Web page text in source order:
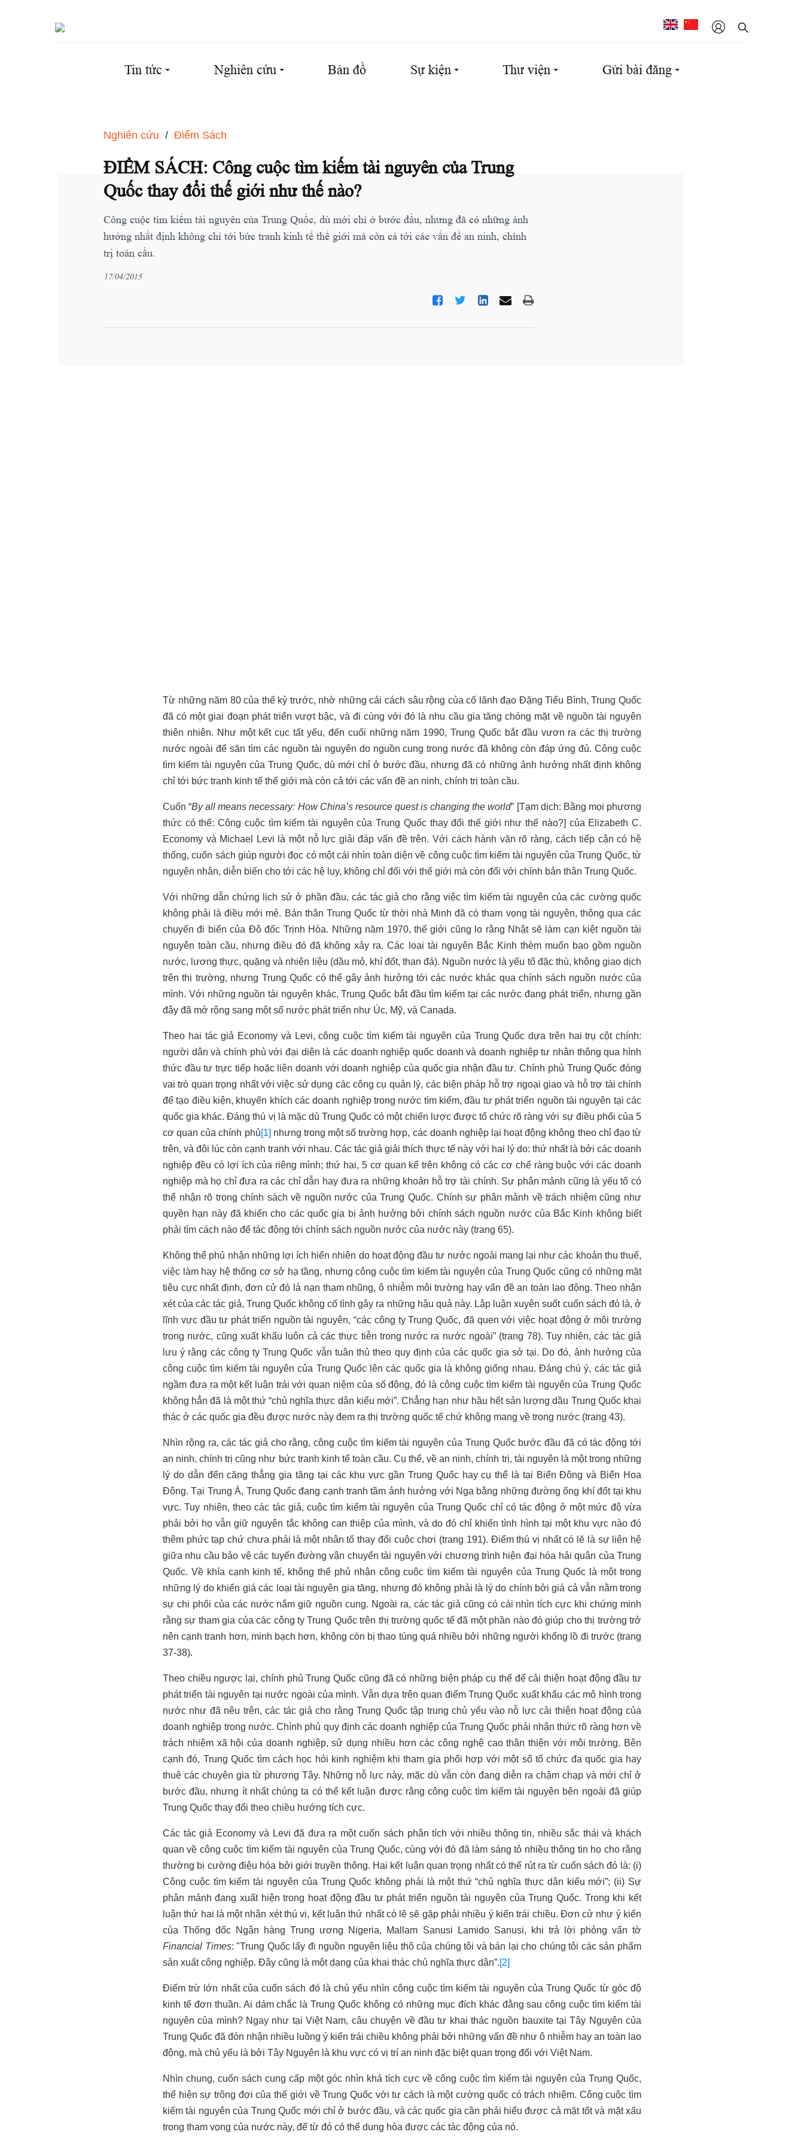
Tin tức Nghiên cứu Bản đồ Sự kiện Thư viện Gửi bài đăng
Nghiên cứu / Điểm Sách
ĐIỂM SÁCH: Công cuộc tìm kiếm tài nguyên của Trung
Quốc thay đổi thế giới như thế nào?
Công cuộc tìm kiếm tài nguyên của Trung Quốc, dù mới chỉ ở bước đầu, nhưng đã có những ảnh
hưởng nhất định không chỉ tới bức tranh kinh tế thế giới mà còn cả tới các vấn đề an ninh, chính
trị toàn cầu.
17/04/2015
Từ những năm 80 của thế kỷ trước, nhờ những cải cách sâu rộng của cố lãnh đạo Đặng Tiểu Bình, Trung Quốc
đã có một giai đoạn phát triển vượt bậc, và đi cùng với đó là nhu cầu gia tăng chóng mặt về nguồn tài nguyên
thiên nhiên. Như một kết cục tất yếu, đến cuối những năm 1990, Trung Quốc bắt đầu vươn ra các thị trường
nước ngoài để săn tìm các nguồn tài nguyên do nguồn cung trong nước đã không còn đáp ứng đủ. Công cuộc
tìm kiếm tài nguyên của Trung Quốc, dù mới chỉ ở bước đầu, nhưng đã có những ảnh hưởng nhất định không
chỉ tới bức tranh kinh tế thế giới mà còn cả tới các vấn đề an ninh, chính trị toàn cầu.
Cuốn “By all means necessary: How China’s resource quest is changing the world” [Tạm dịch: Bằng mọi phương
thức có thể: Công cuộc tìm kiếm tài nguyên của Trung Quốc thay đổi thế giới như thế nào?] của Elizabeth C.
Economy và Michael Levi là một nỗ lực giải đáp vấn đề trên. Với cách hành văn rõ ràng, cách tiếp cận có hệ
thống, cuốn sách giúp người đọc có một cái nhìn toàn diện về công cuộc tìm kiếm tài nguyên của Trung Quốc, từ
nguyên nhân, diễn biến cho tới các hệ lụy, không chỉ đối với thế giới mà còn đối với chính bản thân Trung Quốc.
Với những dẫn chứng lịch sử ở phần đầu, các tác giả cho rằng việc tìm kiếm tài nguyên của các cường quốc
không phải là điều mới mẻ. Bản thân Trung Quốc từ thời nhà Minh đã có tham vọng tài nguyên, thông qua các
chuyến đi biển của Đô đốc Trịnh Hòa. Những năm 1970, thế giới cũng lo rằng Nhật sẽ làm cạn kiệt nguồn tài
nguyên toàn cầu, nhưng điều đó đã không xảy ra. Các loại tài nguyên Bắc Kinh thèm muốn bao gồm nguồn
nước, lương thực, quặng và nhiên liệu (dầu mỏ, khí đốt, than đá). Nguồn nước là yếu tố đặc thù, không giao dịch
trên thị trường, nhưng Trung Quốc có thể gây ảnh hưởng tới các nước khác qua chính sách nguồn nước của
mình. Với những nguồn tài nguyên khác, Trung Quốc bắt đầu tìm kiếm tại các nước đang phát triển, nhưng gần
đây đã mở rộng sang một số nước phát triển như Úc, Mỹ, và Canada.
Theo hai tác giả Economy và Levi, công cuộc tìm kiếm tài nguyên của Trung Quốc dựa trên hai trụ cột chính:
người dân và chính phủ với đại diện là các doanh nghiệp quốc doanh và doanh nghiệp tư nhân thông qua hình
thức đầu tư trực tiếp hoặc liên doanh với doanh nghiệp của quốc gia nhận đầu tư. Chính phủ Trung Quốc đóng
vai trò quan trọng nhất với việc sử dụng các công cụ quản lý, các biện pháp hỗ trợ ngoại giao và hỗ trợ tài chính
để tạo điều kiện, khuyến khích các doanh nghiệp trong nước tìm kiếm, đầu tư phát triển nguồn tài nguyên tại các
quốc gia khác. Đáng thú vị là mặc dù Trung Quốc có một chiến lược được tổ chức rõ ràng với sự điều phối của 5
cơ quan của chính phủ[1] nhưng trong một số trường hợp, các doanh nghiệp lại hoạt động không theo chỉ đạo từ
trên, và đôi lúc còn cạnh tranh với nhau. Các tác giả giải thích thực tế này với hai lý do: thứ nhất là bởi các doanh
nghiệp đều có lợi ích của riêng mình; thứ hai, 5 cơ quan kể trên không có các cơ chế ràng buộc với các doanh
nghiệp mà họ chỉ đưa ra các chỉ dẫn hay đưa ra những khoản hỗ trợ tài chính. Sự phân mảnh cũng là yếu tố có
thể nhận rõ trong chính sách về nguồn nước của Trung Quốc. Chính sự phân mảnh về trách nhiệm cũng như
quyền hạn này đã khiến cho các quốc gia bị ảnh hưởng bởi chính sách nguồn nước của Bắc Kinh không biết
phải tìm cách nào để tác động tới chính sách nguồn nước của nước này (trang 65).
Không thể phủ nhận những lợi ích hiển nhiên do hoạt động đầu tư nước ngoài mang lại như các khoản thu thuế,
việc làm hay hệ thống cơ sở hạ tầng, nhưng công cuộc tìm kiếm tài nguyên của Trung Quốc cũng có những mặt
tiêu cực nhất định, đơn cử đó là nạn tham nhũng, ô nhiễm môi trường hay vấn đề an toàn lao động. Theo nhận
xét của các tác giả, Trung Quốc không cố tình gây ra những hậu quả này. Lập luận xuyên suốt cuốn sách đó là, ở
lĩnh vực đầu tư phát triển nguồn tài nguyên, “các công ty Trung Quốc, đã quen với việc hoạt động ở môi trường
trong nước, cũng xuất khẩu luôn cả các thực tiễn trong nước ra nước ngoài” (trang 78). Tuy nhiên, các tác giả
lưu ý rằng các công ty Trung Quốc vẫn tuân thủ theo quy định của các quốc gia sở tại. Do đó, ảnh hưởng của
công cuộc tìm kiếm tài nguyên của Trung Quốc lên các quốc gia là không giống nhau. Đáng chú ý, các tác giả
ngầm đưa ra một kết luận trái với quan niệm của số đông, đó là công cuộc tìm kiếm tài nguyên của Trung Quốc
không hẳn đã là một thứ “chủ nghĩa thực dân kiểu mới”. Chẳng hạn như hầu hết sản lượng dầu Trung Quốc khai
thác ở các quốc gia đều được nước này đem ra thị trường quốc tế chứ không mang về trong nước (trang 43).
Nhìn rộng ra, các tác giả cho rằng, công cuộc tìm kiếm tài nguyên của Trung Quốc bước đầu đã có tác động tới
an ninh, chính trị cũng như bức tranh kinh tế toàn cầu. Cụ thể, về an ninh, chính trị, tài nguyên là một trong những
lý do dẫn đến căng thẳng gia tăng tại các khu vực gần Trung Quốc hay cụ thể là tại Biển Đông và Biển Hoa
Đông. Tại Trung Á, Trung Quốc đang cạnh tranh tầm ảnh hưởng với Nga bằng những đường ống khí đốt tại khu
vực. Tuy nhiên, theo các tác giả, cuộc tìm kiếm tài nguyên của Trung Quốc chỉ có tác động ở một mức độ vừa
phải bởi họ vẫn giữ nguyên tắc không can thiệp của mình, và do đó chỉ khiến tình hình tại một khu vực nào đó
thêm phức tạp chứ chưa phải là một nhân tố thay đổi cuộc chơi (trang 191). Điểm thú vị nhất có lẽ là sự liên hệ
giữa nhu cầu bảo vệ các tuyến đường vận chuyển tài nguyên với chương trình hiện đại hóa hải quân của Trung
Quốc. Về khía cạnh kinh tế, không thể phủ nhận công cuộc tìm kiếm tài nguyên của Trung Quốc là một trong
những lý do khiến giá các loại tài nguyên gia tăng, nhưng đó không phải là lý do chính bởi giá cả vẫn nằm trong
sự chi phối của các nước nắm giữ nguồn cung. Ngoài ra, các tác giả cũng có cái nhìn tích cực khi chứng minh
rằng sự tham gia của các công ty Trung Quốc trên thị trường quốc tế đã một phần nào đó giúp cho thị trường trở
nên cạnh tranh hơn, minh bạch hơn, không còn bị thao túng quá nhiều bởi những người khổng lồ đi trước (trang
37-38).
Theo chiều ngược lại, chính phủ Trung Quốc cũng đã có những biện pháp cụ thể để cải thiện hoạt động đầu tư
phát triển tài nguyên tại nước ngoài của mình. Vẫn dựa trên quan điểm Trung Quốc xuất khẩu các mô hình trong
nước như đã nêu trên, các tác giả cho rằng Trung Quốc tập trung chủ yếu vào nỗ lực cải thiện hoạt động của
doanh nghiệp trong nước. Chính phủ quy định các doanh nghiệp của Trung Quốc phải nhận thức rõ ràng hơn về
trách nhiệm xã hội của doanh nghiệp, sử dụng nhiều hơn các công nghệ cao thân thiện với môi trường. Bên
cạnh đó, Trung Quốc tìm cách học hỏi kinh nghiệm khi tham gia phối hợp với một sổ tổ chức đa quốc gia hay
thuê các chuyên gia từ phương Tây. Những nỗ lực này, mặc dù vẫn còn đang diễn ra chậm chạp và mới chỉ ở
bước đầu, nhưng ít nhất chúng ta có thể kết luận được rằng công cuộc tìm kiếm tài nguyên bên ngoài đã giúp
Trung Quốc thay đổi theo chiều hướng tích cực.
Các tác giả Economy và Levi đã đưa ra một cuốn sách phân tích với nhiều thông tin, nhiều sắc thái và khách
quan về công cuộc tìm kiếm tài nguyên của Trung Quốc, cùng với đó đã làm sáng tỏ nhiều thông tin họ cho rằng
thường bị cường điệu hóa bởi giới truyền thông. Hai kết luận quan trọng nhất có thể rút ra từ cuốn sách đó là: (i)
Công cuộc tìm kiếm tài nguyên của Trung Quốc không phải là một thứ “chủ nghĩa thực dân kiểu mới”; (ii) Sự
phân mảnh đang xuất hiện trong hoạt động đầu tư phát triển nguồn tài nguyên của Trung Quốc. Trong khi kết
luận thứ hai là một nhận xét thú vị, kết luận thứ nhất có lẽ sẽ gặp phải nhiều ý kiến trái chiều. Đơn cử như ý kiến
của Thống đốc Ngân hàng Trung ương Nigeria, Mallam Sanusi Lamido Sanusi, khi trả lời phỏng vấn tờ
Financial Times: "Trung Quốc lấy đi nguồn nguyên liệu thô của chúng tôi và bán lại cho chúng tôi các sản phẩm
sản xuất công nghiệp. Đây cũng là một dạng của khai thác chủ nghĩa thực dân”.[2]
Điểm trừ lớn nhất của cuốn sách đó là chủ yếu nhìn công cuộc tìm kiếm tài nguyên của Trung Quốc từ góc độ
kinh tế đơn thuần. Ai dám chắc là Trung Quốc không có những mục đích khác đằng sau công cuộc tìm kiếm tài
nguyên của mình? Ngay như tại Việt Nam, câu chuyện về đầu tư khai thác nguồn bauxite tại Tây Nguyên của
Trung Quốc đã đón nhận nhiều luồng ý kiến trái chiều không phải bởi những vấn đề như ô nhiễm hay an toàn lao
động, mà chủ yếu là bởi Tây Nguyên là khu vực có vị trí an ninh đặc biệt quan trọng đối với Việt Nam.
Nhìn chung, cuốn sách cung cấp một góc nhìn khá tích cực về công cuộc tìm kiếm tài nguyên của Trung Quốc,
thể hiện sự trông đợi của thế giới về Trung Quốc với tư cách là một cường quốc có trách nhiệm. Công cuộc tìm
kiếm tài nguyên của Trung Quốc mới chỉ ở bước đầu, và các quốc gia cần phải hiểu được cả mặt tốt và mặt xấu
trong tham vọng của nước này, để từ đó có thể dung hòa được các tác động của nó.